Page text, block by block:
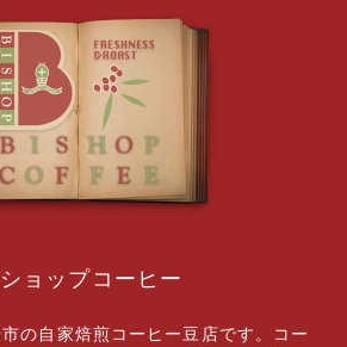
ョップコーヒー
の自家焙煎コーヒー豆店です。コー